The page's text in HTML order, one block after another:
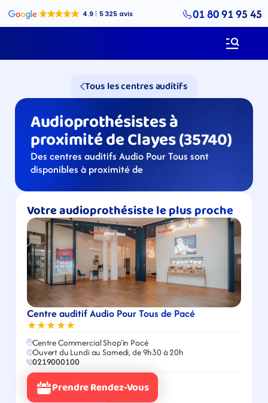
01 80 91 95 45
Tous les centres auditifs
Audioprothésistes à
proximité de Clayes (35740)
Des centres auditifs Audio Pour Tous sont
disponibles à proximité de
Votre audioprothésiste le plus proche
Centre auditif Audio Pour Tous de Pacé
★★★★★
Centre Commercial Shop'in Pacé
Ouvert du Lundi au Samedi, de 9h30 à 20h
0219000100
Prendre Rendez-Vous